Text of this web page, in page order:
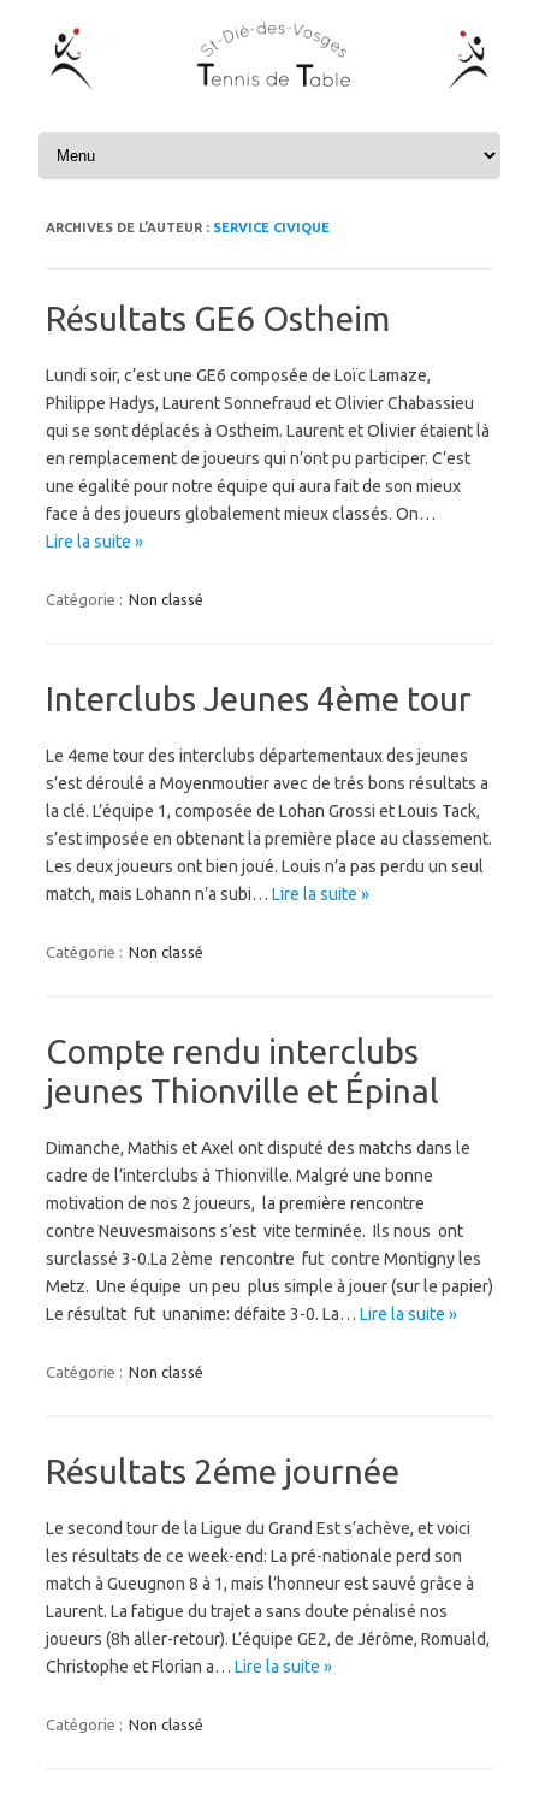
Aller au contenu
ARCHIVES DE L’AUTEUR : SERVICE CIVIQUE
Résultats GE6 Ostheim
Lundi soir, c’est une GE6 composée de Loïc Lamaze,
Philippe Hadys, Laurent Sonnefraud et Olivier Chabassieu
qui se sont déplacés à Ostheim. Laurent et Olivier étaient là
en remplacement de joueurs qui n’ont pu participer. C’est
une égalité pour notre équipe qui aura fait de son mieux
face à des joueurs globalement mieux classés. On…
Lire la suite »
Catégorie : Non classé
Interclubs Jeunes 4ème tour
Le 4eme tour des interclubs départementaux des jeunes
s’est déroulé a Moyenmoutier avec de trés bons résultats a
la clé. L’équipe 1, composée de Lohan Grossi et Louis Tack,
s’est imposée en obtenant la première place au classement.
Les deux joueurs ont bien joué. Louis n’a pas perdu un seul
match, mais Lohann n’a subi… Lire la suite »
Catégorie : Non classé
Compte rendu interclubs
jeunes Thionville et Épinal
Dimanche, Mathis et Axel ont disputé des matchs dans le
cadre de l’interclubs à Thionville. Malgré une bonne
motivation de nos 2 joueurs, la première rencontre
contre Neuvesmaisons s’est vite terminée. Ils nous ont
surclassé 3-0.La 2ème rencontre fut contre Montigny les
Metz. Une équipe un peu plus simple à jouer (sur le papier)
Le résultat fut unanime: défaite 3-0. La… Lire la suite »
Catégorie : Non classé
Résultats 2éme journée
Le second tour de la Ligue du Grand Est s’achève, et voici
les résultats de ce week-end: La pré-nationale perd son
match à Gueugnon 8 à 1, mais l’honneur est sauvé grâce à
Laurent. La fatigue du trajet a sans doute pénalisé nos
joueurs (8h aller-retour). L’équipe GE2, de Jérôme, Romuald,
Christophe et Florian a… Lire la suite »
Catégorie : Non classé